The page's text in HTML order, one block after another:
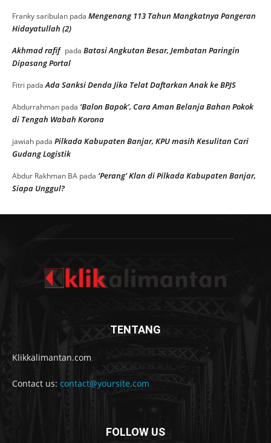
Franky saribulan pada Mengenang 113 Tahun Mangkatnya Pangeran
Hidayatullah (2)
Akhmad rafif pada Batasi Angkutan Besar, Jembatan Paringin
Dipasang Portal
Fitri padaAda Sanksi Denda Jika Telat Daftarkan Anak ke BPJS
Abdurrahman pada ‘Balon Bapok’, Cara Aman Belanja Bahan Pokok
di Tengah Wabah Korona
jawiah pada Pilkada Kabupaten Banjar, KPU masih Kesulitan Cari
Gudang Logistik
Abdur Rakhman BA pada ‘Perang’ Klan di Pilkada Kabupaten Banjar,
Siapa Unggul?
TENTANG
Klikkalimantan.com
Contact us: contact@yoursite.com
FOLLOW US